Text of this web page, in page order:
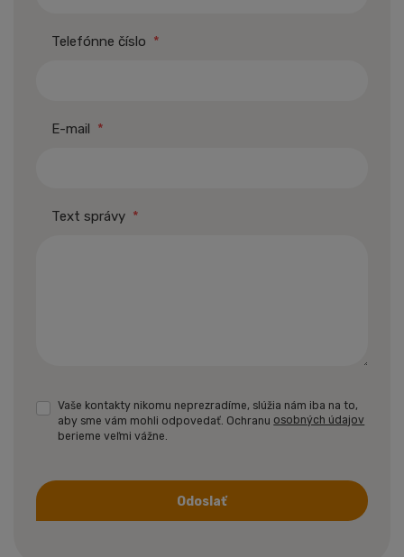
Telefónne číslo *
E-mail *
Text správy *
Vaše kontakty nikomu neprezradíme, slúžia nám iba na to,
aby sme vám mohli odpovedať. Ochranu osobných údajov
berieme veľmi vážne.
Odoslať